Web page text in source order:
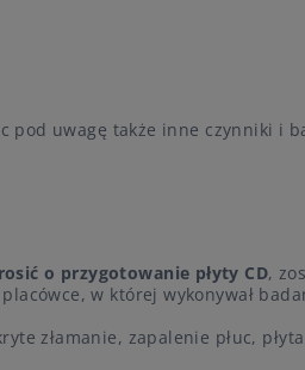
pod uwagę także inne czynniki i
o przygotowanie płyty CD,
w której wykonywał
złamanie, zapalenie płuc, płyta